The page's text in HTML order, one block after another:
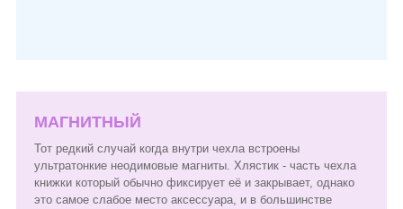
МАГНИТНЫЙ
Тот редкий случай когда внутри чехла встроены
ультратонкие неодимовые магниты. Хлястик - часть чехла
книжки который обычно фиксирует её и закрывает, однако
это самое слабое место аксессуара, и в большинстве